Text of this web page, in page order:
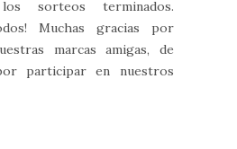
sorteos terminados.
Muchas gracias por
marcas amigas, de
participar en nuestros